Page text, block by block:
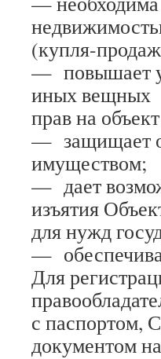
(купля-
— повышает
иных вещных
прав на
— защищает
имуществом;
— дает
изъятия
для нужд
—
Для
с паспортом,
документом